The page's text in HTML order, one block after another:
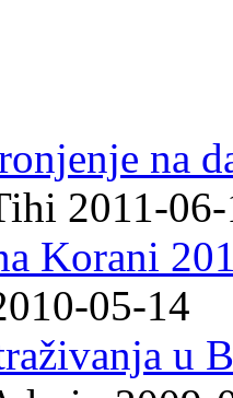
na
2011-
Korani
05-14
u